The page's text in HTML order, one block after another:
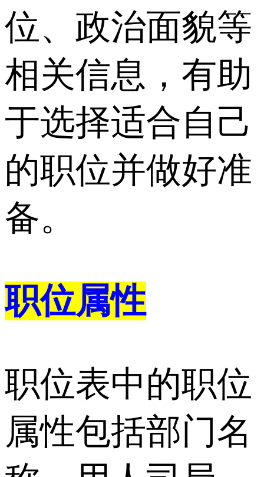
位、政治面貌等
相关信息，有助
于选择适合自己
的职位并做好准
备。
职位属性
职位表中的职位
属性包括部门名